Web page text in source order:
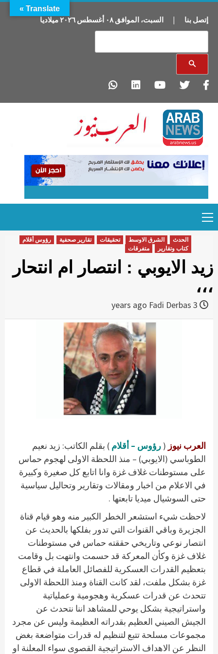
إتصل بنا | السبت، الموافق٠٨ أغسطس ٢٠٢٦ميلاديا
to
content
Menu
الحدث الشرق الاوسط تحقيقات تقارير صحفية
رؤوس أقلام
كتاب وتقارير
متفرقات
زيد الايوبي : انتصار ام انتحار
،،،
Fadi Derbas
العرب نيوز ( رؤوس – أقلام ) بقلم الكاتب: زيد نعيم
الطوباسي (الايوبي) – منذ اللحظة الاولى لهجوم حماس
على مستوطنات غلاف غزة وانا اتابع كل صغيرة وكبيرة
في الاعلام من اخبار ومقالات وتقارير وتحاليل سياسية
حتى السوشيال ميديا تابعتها .
لاحظت شيء استشعر الخطر الكبير منه وهو قيام قناة
الجزيرة وباقي القنوات التي تدور بفلكها بالحديث عن
انتصار نوعي وتاريخي حققته حماس في مستوطنات
غلاف غزة وكأن المعركة قد حسمت وانتهت بل وقامت
بتعظيم القدرات العسكرية للفصائل العاملة في قطاع
غزة بشكل ملفت، لقد كانت القناة ومنذ اللحظة الاولى
تتحدث عن قدرات عسكرية وهجومية وعملياتية
واستراتيجية بشكل يوحي للمشاهد اننا نتحدث عن
الجيش الصيني العظيم بقدراته العظيمة وليس عن مجرد
مجموعات مسلحة تتبع لتنظيم له قدرات متواضعة بغض
النظر عن الاهداف الاستراتيجية القصوى سواء المعلنة او
Translate »